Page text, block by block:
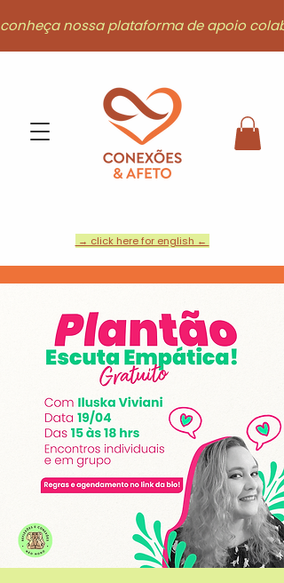
conheça nossa plataforma de apoio
→ click here for english ←